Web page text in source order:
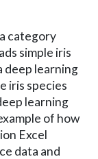
category
simple iris
deep learning
iris species
learning
of how
Excel
data and